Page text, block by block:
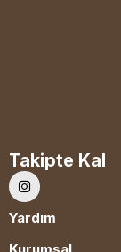
Takipte Kal
Yardım